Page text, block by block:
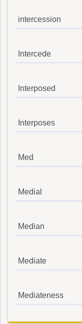
intercession
Intercede
Interposed
Interposes
Med
Medial
Median
Mediate
Mediateness